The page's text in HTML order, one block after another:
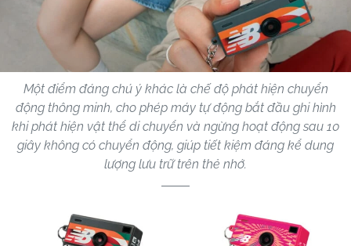
Một điểm đáng chú ý khác là chế độ phát hiện chuyển
động thông minh, cho phép máy tự động bắt đầu ghi hình
khi phát hiện vật thể di chuyển và ngừng hoạt động sau 10
giây không có chuyển động, giúp tiết kiệm đáng kể dung
lượng lưu trữ trên thẻ nhớ.